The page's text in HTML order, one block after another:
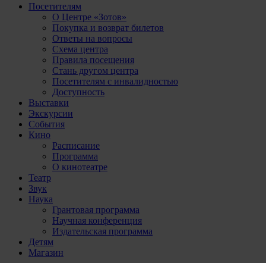
Посетителям
О Центре «Зотов»
Покупка и возврат билетов
Ответы на вопросы
Схема центра
Правила посещения
Стань другом центра
Посетителям с инвалидностью
Доступность
Выставки
Экскурсии
События
Кино
Расписание
Программа
О кинотеатре
Театр
Звук
Наука
Грантовая программа
Научная конференция
Издательская программа
Детям
Магазин